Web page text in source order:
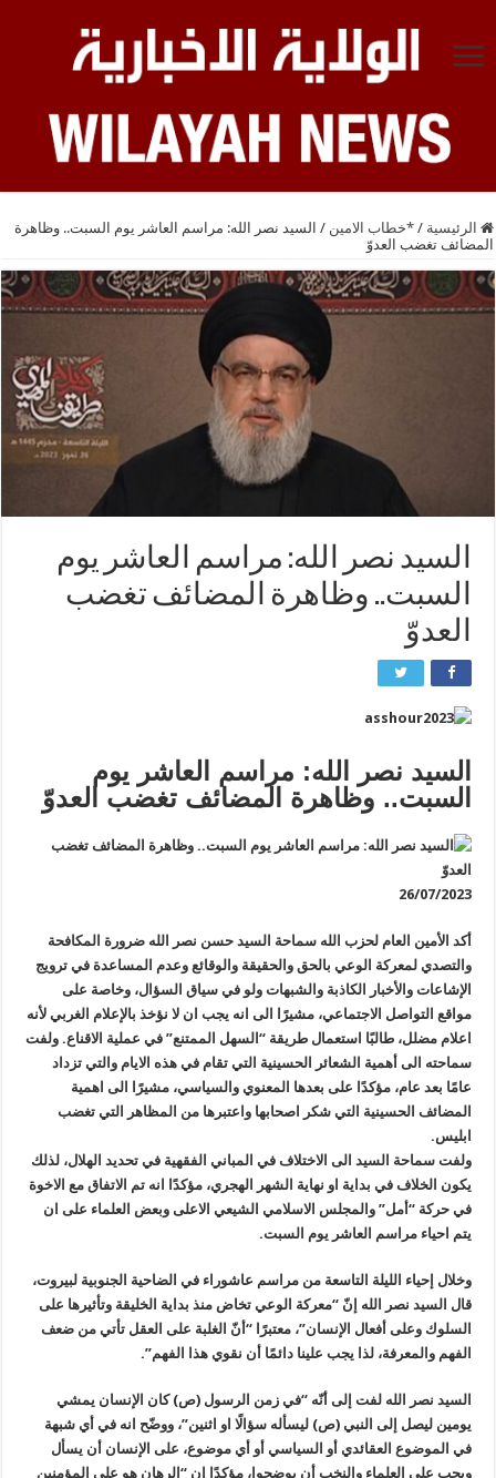
الرئيسية / *خطاب الامين / السيد نصر الله: مراسم العاشر يوم السبت.. وظاهرة
المضائف تغضب العدوّ
السيد نصر الله: مراسم العاشر يوم
السبت.. وظاهرة المضائف تغضب
العدوّ
السيد نصر الله: مراسم العاشر يوم
السبت.. وظاهرة المضائف تغضب العدوّ
26/07/2023
أكد الأمين العام لحزب الله سماحة السيد حسن نصر الله ضرورة المكافحة
والتصدي لمعركة الوعي بالحق والحقيقة والوقائع وعدم المساعدة في ترويج
الإشاعات والأخبار الكاذبة والشبهات ولو في سياق السؤال، وخاصة على
مواقع التواصل الاجتماعي، مشيرًا الى انه يجب ان لا نؤخذ بالإعلام الغربي لأنه
اعلام مضلل، طالبًا استعمال طريقة “السهل الممتنع” في عملية الاقناع. ولفت
سماحته الى أهمية الشعائر الحسينية التي تقام في هذه الايام والتي تزداد
عامًا بعد عام، مؤكدًا على بعدها المعنوي والسياسي، مشيرًا الى اهمية
المضائف الحسينية التي شكر اصحابها واعتبرها من المظاهر التي تغضب
ابليس.
ولفت سماحة السيد الى الاختلاف في المباني الفقهية في تحديد الهلال، لذلك
يكون الخلاف في بداية او نهاية الشهر الهجري، مؤكدًا انه تم الاتفاق مع الاخوة
في حركة “أمل” والمجلس الاسلامي الشيعي الاعلى وبعض العلماء على ان
يتم احياء مراسم العاشر يوم السبت.
وخلال إحياء الليلة التاسعة من مراسم عاشوراء في الضاحية الجنوبية لبيروت،
قال السيد نصر الله إنّ “معركة الوعي تخاض منذ بداية الخليقة وتأثيرها على
السلوك وعلى أفعال الإنسان”، معتبرًا “أنّ الغلبة على العقل تأتي من ضعف
الفهم والمعرفة، لذا يجب علينا دائمًا أن نقوي هذا الفهم”.
السيد نصر الله لفت إلى أنّه “في زمن الرسول (ص) كان الإنسان يمشي
يومين ليصل إلى النبي (ص) ليسأله سؤالًا او اثنين”، ووضّح انه في أي شبهة
في الموضوع العقائدي أو السياسي أو أي موضوع، على الإنسان أن يسأل
ويجب على العلماء والنخب أن يوضحوا، مؤكدًا ان “الرهان هو على المؤمنين